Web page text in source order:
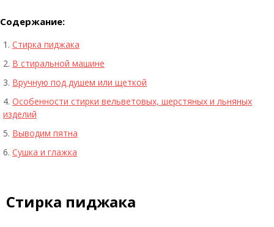
Содержание:
Стирка пиджака
В стиральной машине
Вручную под душем или щеткой
Особенности стирки вельветовых, шерстяных и льняных
изделий
Выводим пятна
Сушка и глажка
Стирка пиджака